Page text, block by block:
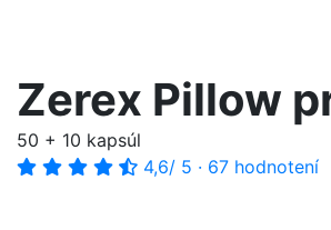
Zerex Pillow
50 + 10 kapsúl
4,6/ 5 · 67 hodnotení